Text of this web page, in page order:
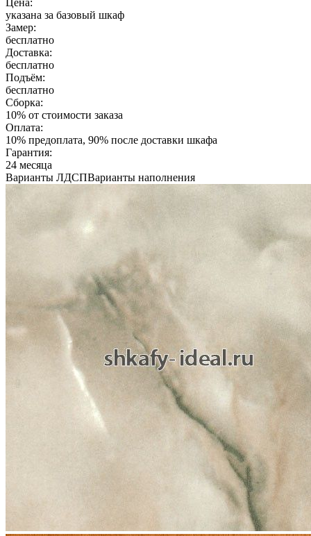
указана за базовый шкаф
Замер:
бесплатно
Доставка:
бесплатно
Подъём:
бесплатно
Сборка:
10% от стоимости заказа
Оплата:
10% предоплата, 90% после доставки шкафа
Гарантия:
24 месяца
Варианты ЛДСПВарианты наполнения